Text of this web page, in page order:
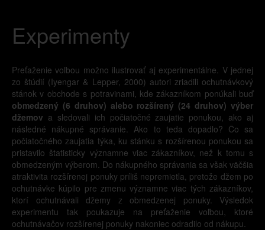
Experimenty
Preťaženie voľbou možno ilustrovať aj experimentálne. V jednej
zo štúdií (Iyengar & Lepper, 2000) autori zriadili ochutnávkový
stánok v obchode s potravinami, kde zákazníkom ponúkali buď
obmedzený (6 druhov) alebo rozšírený (24 druhov) výber
džemov a sledovali ich počiatočné zaujatie ponukou, ako aj
následné nákupné správanie. Ako to teda dopadlo? Čo sa
počiatočného zaujatia týka, ku stánku s rozšírenou ponukou sa
pristavilo štatisticky významne viac zákazníkov, než k tomu s
obmedzeným výberom. Do nákupného správania sa však väčšia
atraktivita rozšírenej ponuky príliš nepremietla, pretože džem po
ochutnávke kúpilo pre zmenu významne viac tých zákazníkov,
ktorí ochutnávali džemy z obmedzenej ponuky. Výsledok
experimentu tak poukazuje na preťaženie voľbou, ktoré
ochutnávačov rozšírenej ponuky nakoniec odradilo od nákupu.